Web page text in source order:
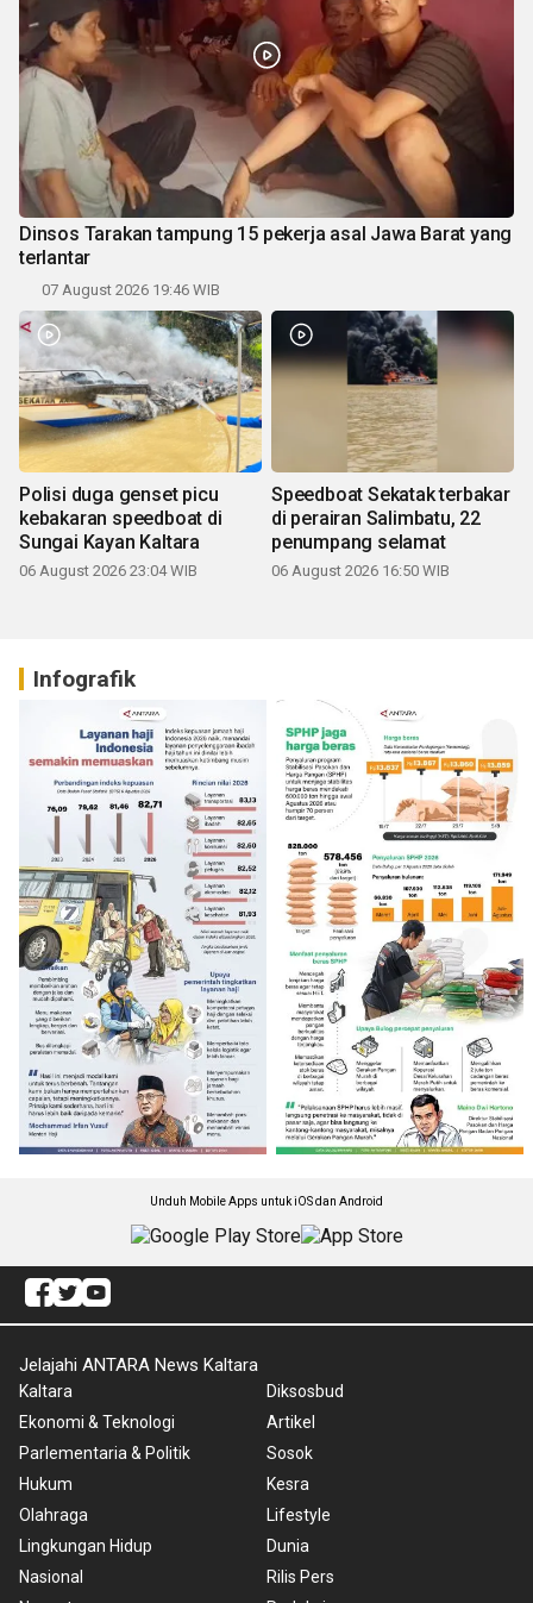
Dinsos Tarakan tampung 15 pekerja asal Jawa Barat yang
terlantar
07 August 2026 19:46 WIB
Polisi duga genset picu
kebakaran speedboat di
Sungai Kayan Kaltara
06 August 2026 23:04 WIB
Speedboat Sekatak terbakar
di perairan Salimbatu, 22
penumpang selamat
06 August 2026 16:50 WIB
Infografik
Unduh Mobile Apps untuk iOS dan Android
Jelajahi ANTARA News Kaltara
Kaltara
Ekonomi & Teknologi
Parlementaria & Politik
Hukum
Olahraga
Lingkungan Hidup
Nasional
Diksosbud
Artikel
Sosok
Kesra
Lifestyle
Dunia
Rilis Pers